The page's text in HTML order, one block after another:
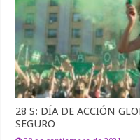
28 S: DÍA DE ACCIÓN
SEGURO